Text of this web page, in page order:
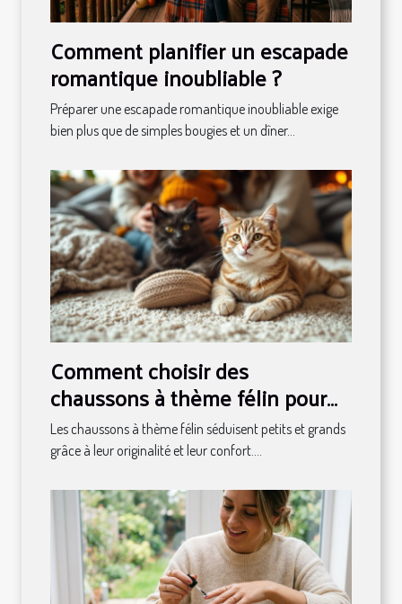
Comment planifier un escapade
romantique inoubliable ?
Préparer une escapade romantique inoubliable exige
bien plus que de simples bougies et un dîner...
Comment choisir des
chaussons à thème félin pour
toute la famille ?
Les chaussons à thème félin séduisent petits et grands
grâce à leur originalité et leur confort....